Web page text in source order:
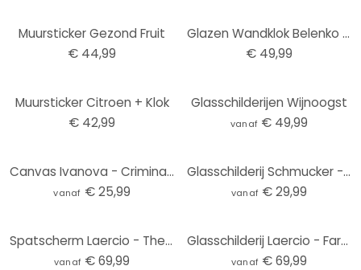
Muursticker Gezond Fruit
€ 44,99
Glazen Wandklok Belenko - Splashing Lemonade
€ 49,99
Muursticker Citroen + Klok
€ 42,99
Glasschilderijen Wijnoogst
vanaf € 49,99
Canvas Ivanova - Criminal Investigation
vanaf € 25,99
Glasschilderij Schmucker - Blue Apple
vanaf € 29,99
Spatscherm Laercio - The lonely one
vanaf € 69,99
Glasschilderij Laercio - Farmers Lemons
vanaf € 69,99